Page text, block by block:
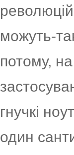
можуть-
потому, на
гнучкі
один